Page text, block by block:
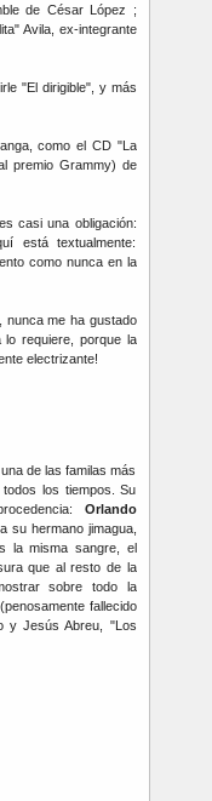
de César López ;
Avila, ex-integrante
"El dirigible", y más
como el CD "La
premio Grammy) de
casi una obligación:
está textualmente:
como nunca en la
nunca me ha gustado
lo requiere, porque la
electrizante!
de las familas más
los tiempos. Su
Orlando
a su hermano jimagua,
la misma sangre, el
que al resto de la
sobre todo la
fallecido
y Jesús Abreu, "Los